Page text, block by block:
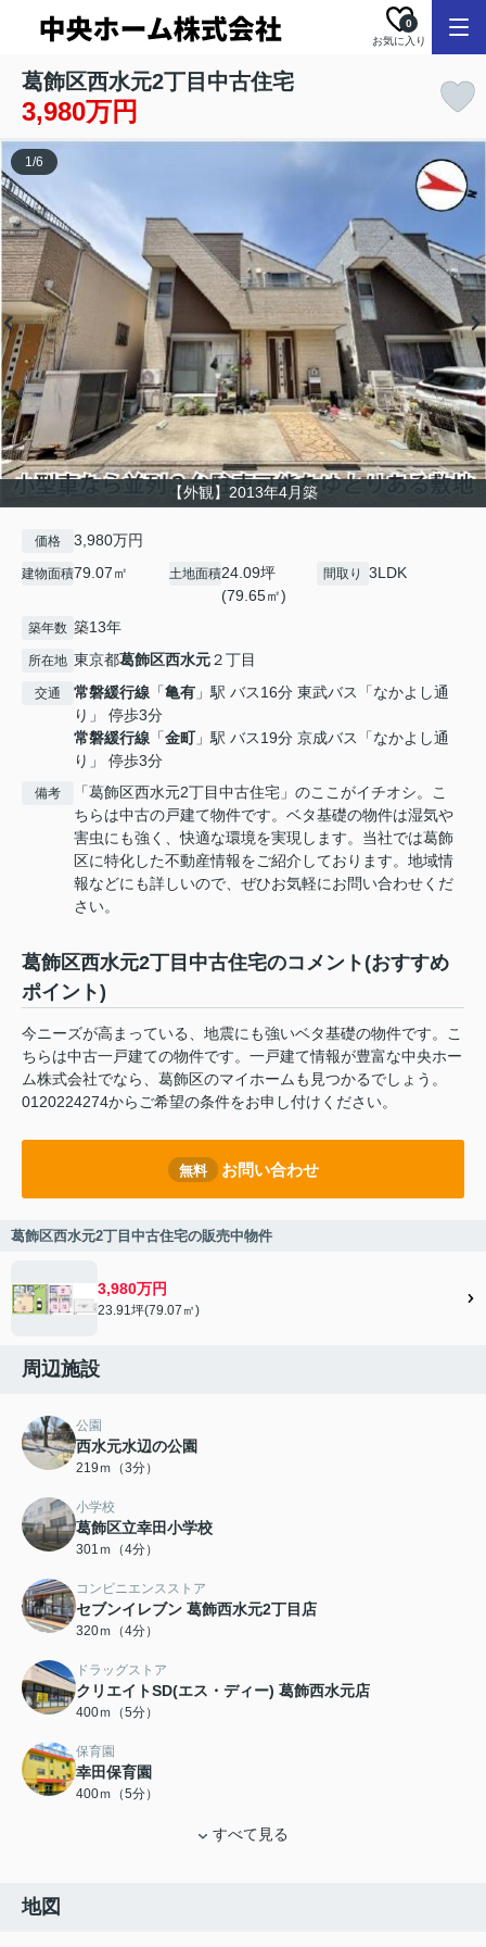
お気に入り
0
葛飾区西水元2丁目中古住宅
3,980万円
【外観】2013年4月築
1/6
価格 3,980万円
建物面積79.07㎡ 土地面積24.09坪
(79.65㎡)
間取り 3LDK
築年数 築13年
所在地 東京都葛飾区西水元２丁目
交通 常磐緩行線 「亀有 」駅 バス16分 東武バス「なかよし通
り」 停歩3分
常磐緩行線 「金町」駅 バス19分 京成バス「なかよし通
り」 停歩3分
備考
「葛飾区西水元2丁目中古住宅」のここがイチオシ。こ
ちらは中古の戸建て物件です。ベタ基礎の物件は湿気や
害虫にも強く、快適な環境を実現します。当社では葛飾
区に特化した不動産情報をご紹介しております。地域情
報などにも詳しいので、ぜひお気軽にお問い合わせくだ
さい。
葛飾区西水元2丁目中古住宅のコメント(おすすめ
ポイント)
今ニーズが高まっている、地震にも強いベタ基礎の物件です。こ
ちらは中古一戸建ての物件です。一戸建て情報が豊富な中央ホー
ム株式会社でなら、葛飾区のマイホームも見つかるでしょう。
0120224274からご希望の条件をお申し付けください。
無料 お問い合わせ
葛飾区西水元2丁目中古住宅の販売中物件
3,980万円
23.91坪(79.07㎡)
周辺施設
公園
西水元水辺の公園
219ｍ（3分）
小学校
葛飾区立幸田小学校
301ｍ（4分）
コンビニエンスストア
セブンイレブン 葛飾西水元2丁目店
320ｍ（4分）
ドラッグストア
クリエイトSD(エス・ディー) 葛飾西水元店
400ｍ（5分）
保育園
幸田保育園
400ｍ（5分）
すべて見る
地図